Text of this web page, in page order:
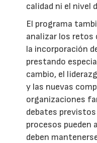
calidad ni el nivel
El programa
analizar los retos
la incorporación
prestando
cambio, el
y las nuevas
organizaciones
debates
procesos pueden
deben